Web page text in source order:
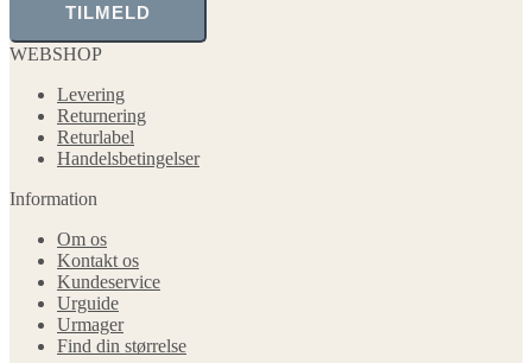
TILMELD
WEBSHOP
Levering
Returnering
Returlabel
Handelsbetingelser
Information
Om os
Kontakt os
Kundeservice
Urguide
Urmager
Find din størrelse